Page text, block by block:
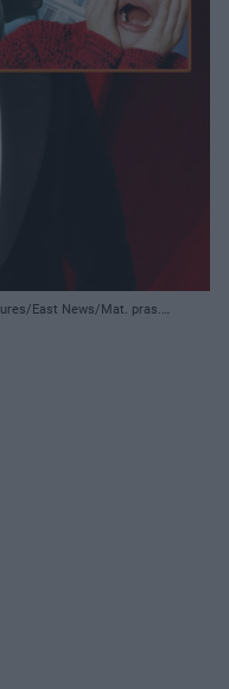
East News/Mat. pras./